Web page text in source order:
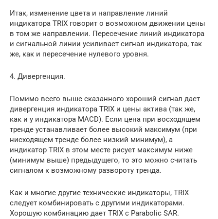
Итак, изменение цвета и направление линий
индикатора TRIX говорит о возможном движении цены
в том же направлении. Пересечение линий индикатора
и сигнальной линии усиливает сигнал индикатора, так
же, как и пересечение нулевого уровня.
4. Дивергенция.
Помимо всего выше сказанного хороший сигнал дает
дивергенция индикатора TRIX и цены актива (так же,
как и у индикатора MACD). Если цена при восходящем
тренде устанавливает более высокий максимум (при
нисходящем тренде более низкий минимум), а
индикатор TRIX в этом месте рисует максимум ниже
(минимум выше) предыдущего, то это можно считать
сигналом к возможному развороту тренда.
Как и многие другие технические индикаторы, TRIX
следует комбинировать с другими индикаторами.
Хорошую комбинацию дает TRIX с Parabolic SAR.